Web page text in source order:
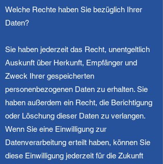
Welche Rechte haben Sie bezüglich Ihrer
Daten?
Sie haben jederzeit das Recht, unentgeltlich
Auskunft über Herkunft, Empfänger und
Zweck Ihrer gespeicherten
personenbezogenen Daten zu erhalten. Sie
haben außerdem ein Recht, die Berichtigung
oder Löschung dieser Daten zu verlangen.
Wenn Sie eine Einwilligung zur
Datenverarbeitung erteilt haben, können Sie
diese Einwilligung jederzeit für die Zukunft